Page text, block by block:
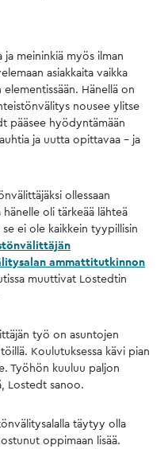
ja meininkiä myös ilman
asiakkaita vaikka
Hänellä on
nousee ylitse
pääsee hyödyntämään
ja uutta opittavaa – ja
ollessaan
oli tärkeää lähteä
ei ole kaikkein tyypillisin
ammattitutkinnon
muuttivat Lostedtin
työ on asuntojen
Koulutuksessa kävi pian
Työhön kuuluu paljon
Lostedt sanoo.
täytyy olla
oppimaan lisää.